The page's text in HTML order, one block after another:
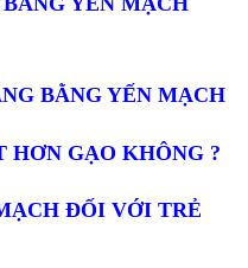
BẰNG YẾN MẠCH
HƠN GẠO KHÔNG ?
ĐỐI VỚI TRẺ